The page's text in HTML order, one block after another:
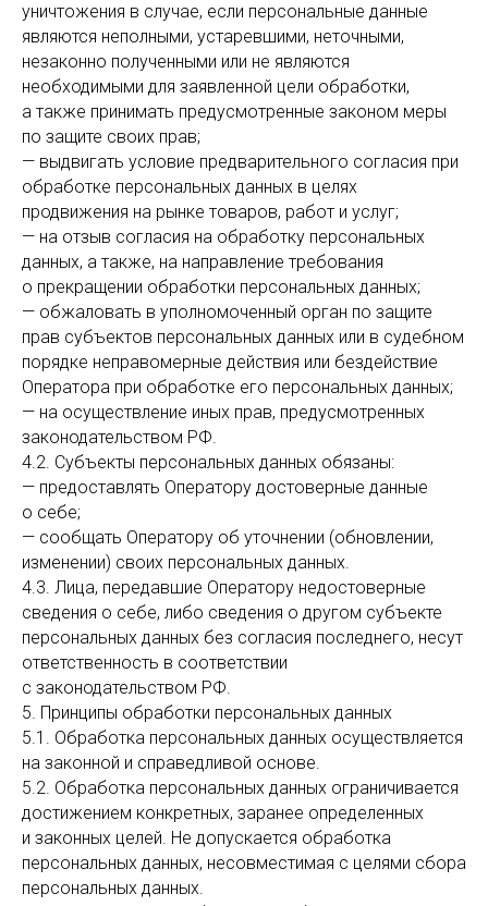
уничтожения в случае, если персональные данные
являются неполными, устаревшими, неточными,
незаконно полученными или не являются
необходимыми для заявленной цели обработки,
а также принимать предусмотренные законом меры
по защите своих прав;
— выдвигать условие предварительного согласия при
обработке персональных данных в целях
продвижения на рынке товаров, работ и услуг;
— на отзыв согласия на обработку персональных
данных, а также, на направление требования
о прекращении обработки персональных данных;
— обжаловать в уполномоченный орган по защите
прав субъектов персональных данных или в судебном
порядке неправомерные действия или бездействие
Оператора при обработке его персональных данных;
— на осуществление иных прав, предусмотренных
законодательством РФ.
4.2. Субъекты персональных данных обязаны:
— предоставлять Оператору достоверные данные
о себе;
— сообщать Оператору об уточнении (обновлении,
изменении) своих персональных данных.
4.3. Лица, передавшие Оператору недостоверные
сведения о себе, либо сведения о другом субъекте
персональных данных без согласия последнего, несут
ответственность в соответствии
с законодательством РФ.
5. Принципы обработки персональных данных
5.1. Обработка персональных данных осуществляется
на законной и справедливой основе.
5.2. Обработка персональных данных ограничивается
достижением конкретных, заранее определенных
и законных целей. Не допускается обработка
персональных данных, несовместимая с целями сбора
персональных данных.